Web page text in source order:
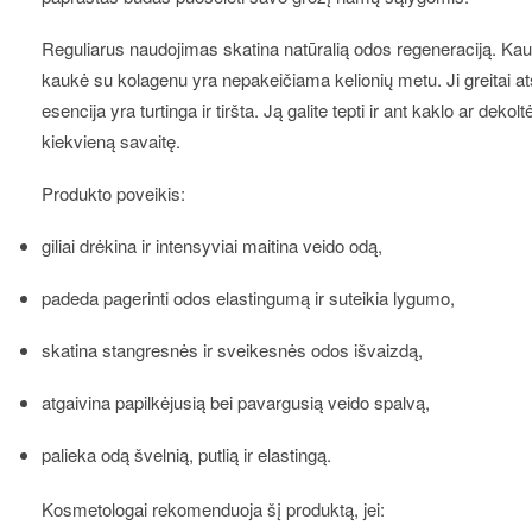
Reguliarus naudojimas skatina natūralią odos regeneraciją.
kaukė su kolagenuyra nepakeičiama kelionių metu. Ji greitai
esencija yra turtinga ir tiršta. Ją galite tepti ir ant kaklo ar
kiekvieną savaitę.
Produkto poveikis:
giliai drėkina ir intensyviai maitina veido odą,
padeda pagerinti odos elastingumą ir suteikia lygumo,
skatina stangresnės ir sveikesnės odos išvaizdą,
atgaivina papilkėjusią bei pavargusią veido spalvą,
palieka odą švelnią, putlią ir elastingą.
Kosmetologai rekomenduoja šį produktą, jei: